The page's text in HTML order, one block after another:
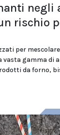
negli
rischio
per
vasta gamma di
da forno,